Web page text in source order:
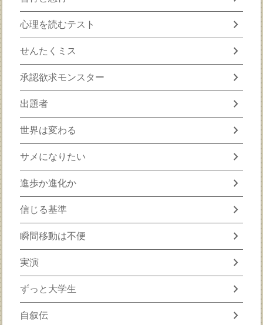
心理を読むテスト chevron_right
せんたくミス chevron_right
承認欲求モンスター chevron_right
出題者 chevron_right
世界は変わる chevron_right
サメになりたい chevron_right
進歩か進化か chevron_right
信じる基準 chevron_right
瞬間移動は不便 chevron_right
実演 chevron_right
ずっと大学生 chevron_right
自叙伝 chevron_right